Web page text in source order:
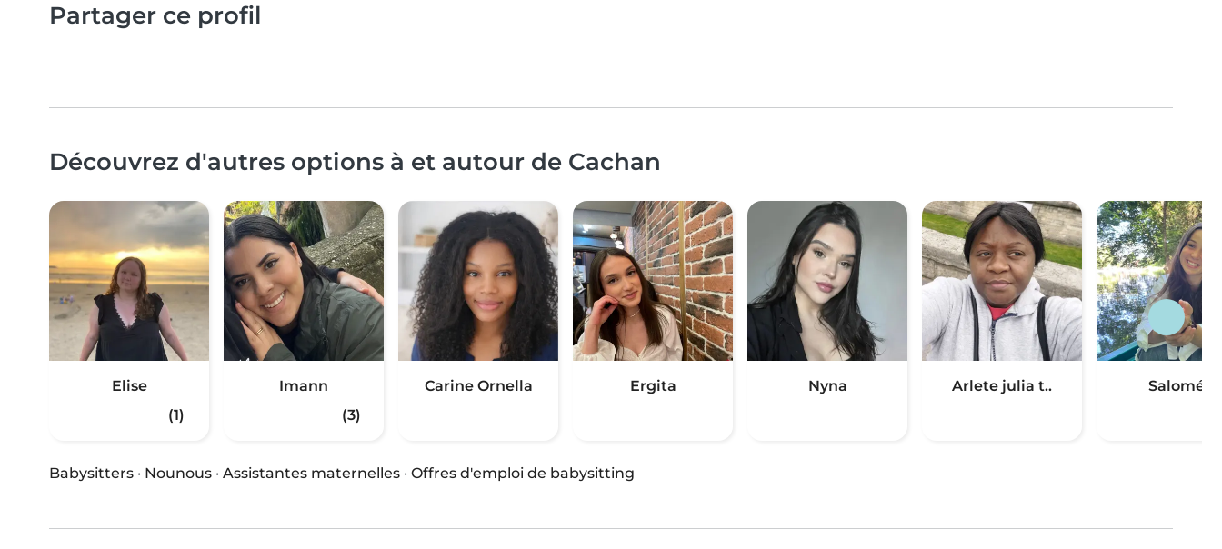
Partager ce profil
Découvrez d'autres options à et autour de Cachan
Elise
(1)
Imann
(3)
Carine Ornella Ergita Nyna Arlete julia t..
Salomé
Babysitters · Nounous · Assistantes maternelles · Offres d'emploi de babysitting